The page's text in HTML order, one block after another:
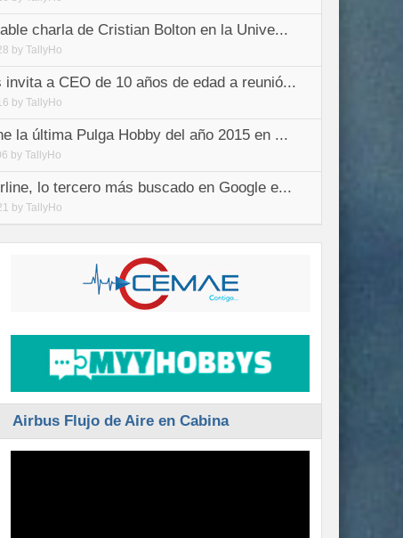
charla de Cristian Bolton en la Unive...
byTallyHo
invita a CEO de 10 años de edad a reunió...
byTallyHo
la última Pulga Hobby del año 2015 en ...
byTallyHo
lo tercero más buscado en Google e...
byTallyHo
Airbus Flujo de Aire en Cabina